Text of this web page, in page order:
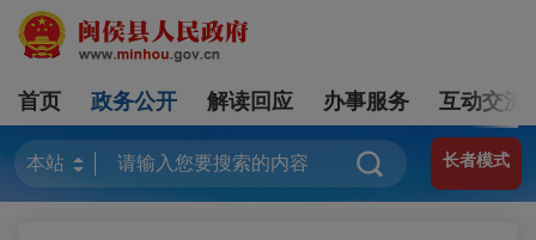
首页 政务公开 解读回应 办事服务 互动交流
长者模式